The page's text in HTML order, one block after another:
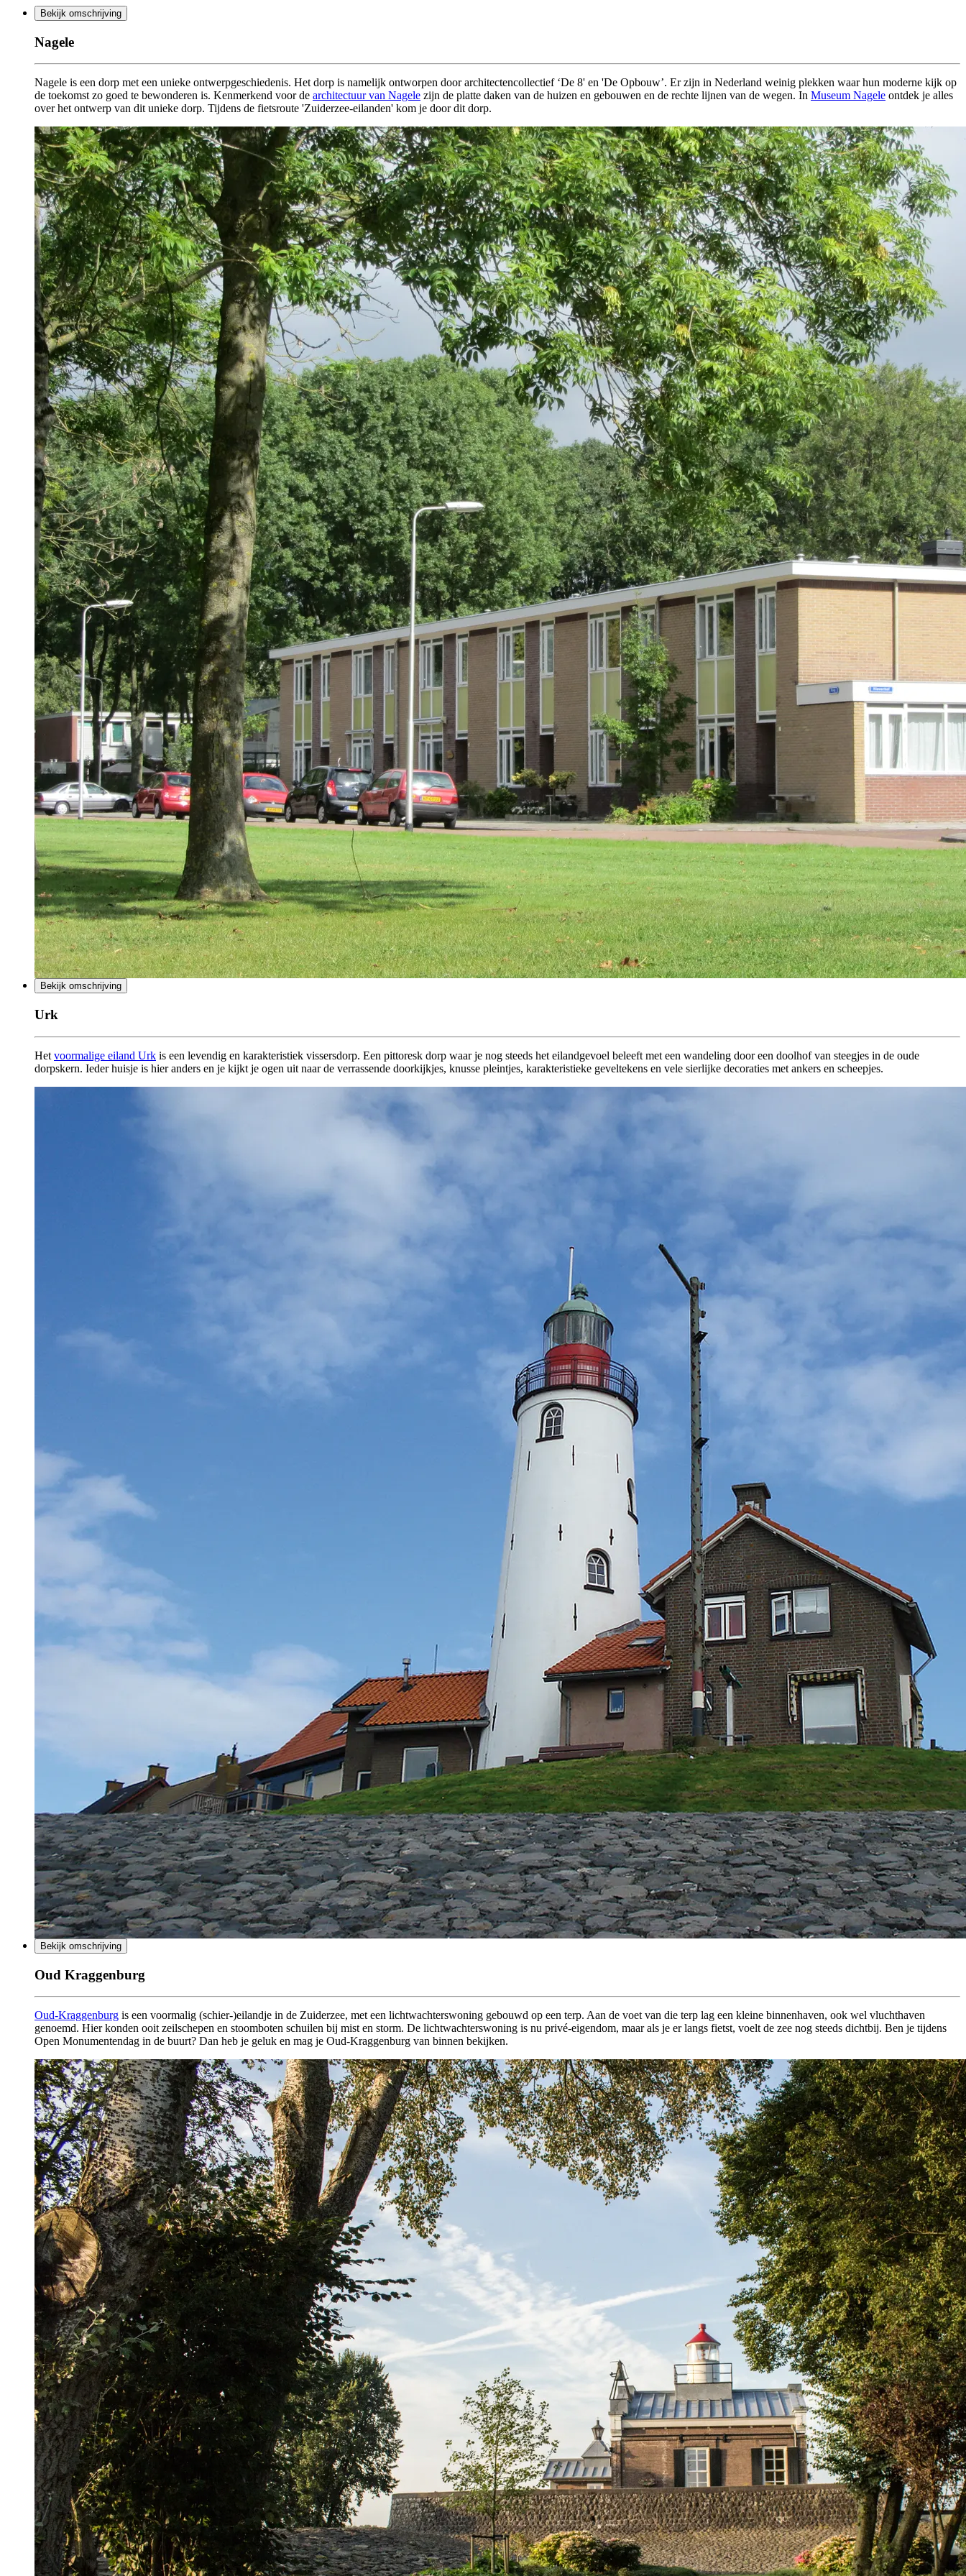
Bekijk omschrijving
Nagele
Nagele is een dorp met een unieke ontwerpgeschiedenis. Het dorp is namelijk ontworpen door architectencollectief ‘De 8' en 'De Opbouw’. Er zijn in Nederland weinig plekken waar hun moderne kijk op
de toekomst zo goed te bewonderen is. Kenmerkend voor de architectuur van Nagele zijn de platte daken van de huizen en gebouwen en de rechte lijnen van de wegen. In Museum Nagele ontdek je alles
over het ontwerp van dit unieke dorp. Tijdens de fietsroute 'Zuiderzee-eilanden' kom je door dit dorp.
Bekijk omschrijving
Urk
Het voormalige eiland Urk is een levendig en karakteristiek vissersdorp. Een pittoresk dorp waar je nog steeds het eilandgevoel beleeft met een wandeling door een doolhof van steegjes in de oude
dorpskern. Ieder huisje is hier anders en je kijkt je ogen uit naar de verrassende doorkijkjes, knusse pleintjes, karakteristieke geveltekens en vele sierlijke decoraties met ankers en scheepjes.
Bekijk omschrijving
Oud Kraggenburg
Oud-Kraggenburg is een voormalig (schier-)eilandje in de Zuiderzee, met een lichtwachterswoning gebouwd op een terp. Aan de voet van die terp lag een kleine binnenhaven, ook wel vluchthaven
genoemd. Hier konden ooit zeilschepen en stoomboten schuilen bij mist en storm. De lichtwachterswoning is nu privé-eigendom, maar als je er langs fietst, voelt de zee nog steeds dichtbij. Ben je tijdens
Open Monumentendag in de buurt? Dan heb je geluk en mag je Oud-Kraggenburg van binnen bekijken.